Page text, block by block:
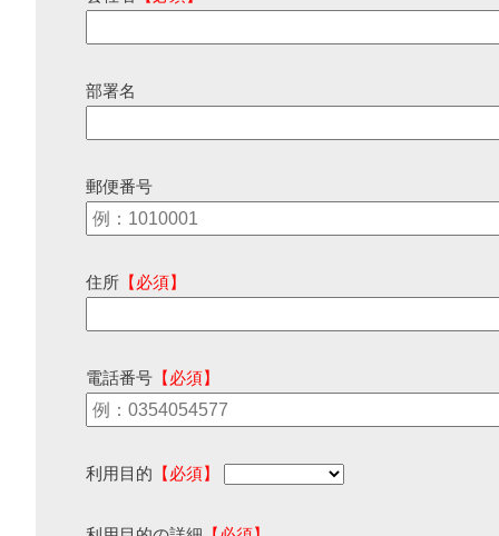
部署名
郵便番号
住所 【必須】
電話番号 【必須】
利用目的 【必須】